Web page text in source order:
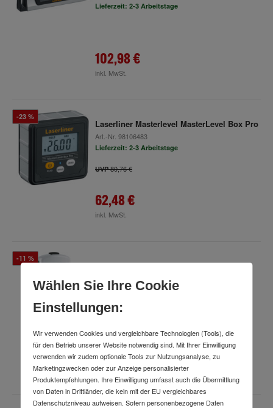
Lieferzeit: 2-3 Arbeitstage
102,98 €
inkl. MwSt.
-23 %
Laserliner Masterlevel MasterLevel Box Pro
Art.-Nr. 98106483
Lieferzeit: 2-3 Arbeitstage
UVP80,76 €
62,48 €
inkl. MwSt.
-11 %
Laserliner Schichtdickenmessgerät
Art.-Nr.21172200
234,98 €
inkl. MwSt.
Wählen Sie Ihre Cookie
Einstellungen:
Wir verwenden Cookies und vergleichbare Technologien (Tools), die
für den Betrieb unserer Website notwendig sind. Mit Ihrer Einwilligung
verwenden wir zudem optionale Tools zur Nutzungsanalyse, zu
Marketingzwecken oder zur Anzeige personalisierter
Produktempfehlungen. Ihre Einwilligung umfasst auch die Übermittlung
von Daten in Drittländer, die kein mit der EU vergleichbares
Datenschutzniveau aufweisen. Sofern personenbezogene Daten